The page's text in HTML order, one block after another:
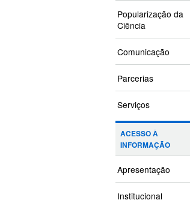
Popularização da
Ciência
Comunicação
Parcerias
Serviços
ACESSO À
INFORMAÇÃO
Apresentação
Institucional